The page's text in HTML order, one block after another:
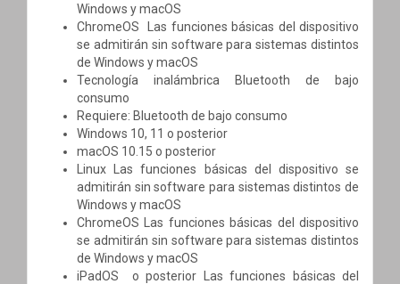
Windows y macOS
ChromeOS Las funciones básicas del dispositivo
se admitirán sin software para sistemas distintos
de Windows y macOS
Tecnología inalámbrica Bluetooth de bajo
consumo
Requiere: Bluetooth de bajo consumo
Windows 10, 11 o posterior
macOS 10.15 o posterior
Linux Las funciones básicas del dispositivo se
admitirán sin software para sistemas distintos de
Windows y macOS
ChromeOS Las funciones básicas del dispositivo
se admitirán sin software para sistemas distintos
de Windows y macOS
iPadOS o posterior Las funciones básicas del